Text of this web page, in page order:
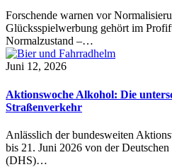
Forschende warnen vor
Glücksspielwerbung gehört im
Normalzustand –…
Juni 12, 2026
Aktionswoche Alkohol: Die
Straßenverkehr
Anlässlich der bundesweiten
bis 21. Juni 2026 von der
(DHS)…